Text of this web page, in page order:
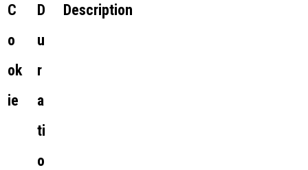
C
o
ok
ie
D
u
r
a
ti
o
Description